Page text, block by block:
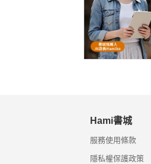
Hami書城
服務使用條款
隱私權保護政策